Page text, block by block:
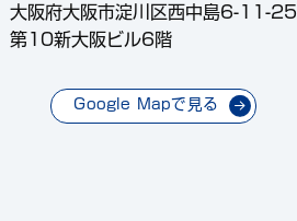
大阪府大阪市淀川区西中島6-11-25
第10新大阪ビル6階
Google Mapで見る